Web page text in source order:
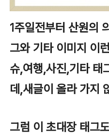
1주일전부터 산원의
그와 기타 이미지 이
슈,여행,사진,기타 태
데,새글이 올라 가지
그럼 이 초대장 태그